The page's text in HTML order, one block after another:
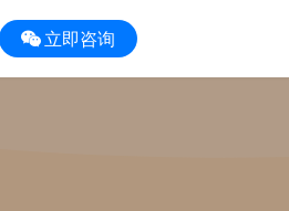
立即咨询